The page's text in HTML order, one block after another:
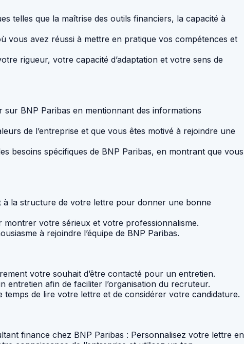
telles que la maîtrise des outils financiers, la capacité à
vous avez réussi à mettre en pratique vos compétences et
rigueur, votre capacité d’adaptation et votre sens de
BNP Paribas en mentionnant des informations
de l’entreprise et que vous êtes motivé à rejoindre une
besoins spécifiques de BNP Paribas, en montrant que vous
à la structure de votre lettre pour donner une bonne
votre sérieux et votre professionnalisme.
à rejoindre l’équipe de BNP Paribas.
votre souhait d’être contacté pour un entretien.
afin de faciliter l’organisation du recruteur.
de lire votre lettre et de considérer votre candidature.
finance chez BNP Paribas : Personnalisez votre lettre en